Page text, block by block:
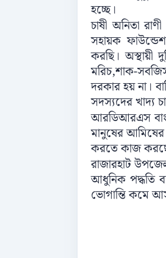
হচ্ছে।
চাষী অনিতা
সহায়ক
করছি। অস্থায়ী
মরিচ,শাক-
দরকার হয় না।
সদস্যদের খাদ্য
আরডিআরএস
মানুষের আমিষের
করতে কাজ
রাজারহাট
আধুনিক পদ্ধতি
ভোগান্তি কমে